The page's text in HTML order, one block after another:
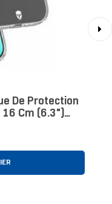
De Protection
Cm (6.3")